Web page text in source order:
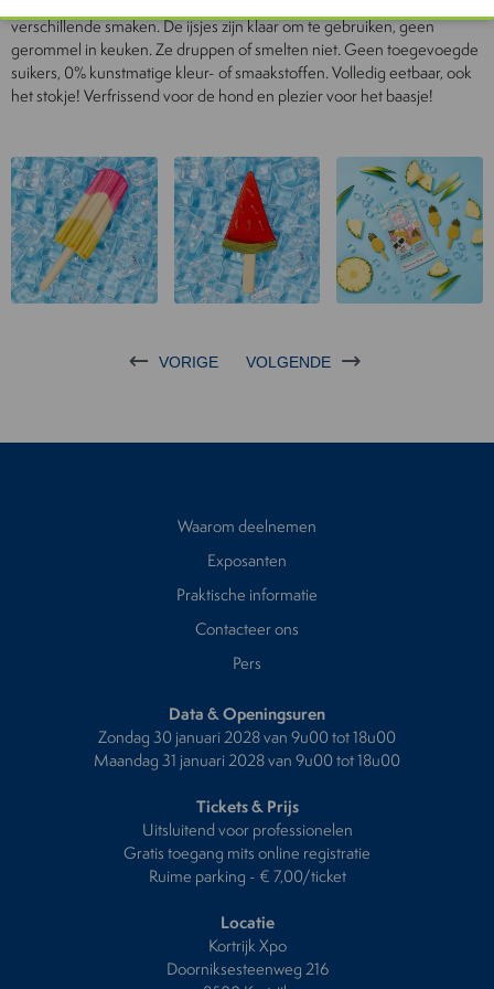
verschillende smaken. De ijsjes zijn klaar om te gebruiken, geen
gerommel in keuken. Ze druppen of smelten niet. Geen toegevoegde
suikers, 0% kunstmatige kleur- of smaakstoffen. Volledig eetbaar, ook
het stokje! Verfrissend voor de hond en plezier voor het baasje!
VORIGE VOLGENDE
Waarom deelnemen
Exposanten
Praktische informatie
Contacteer ons
Pers
Data & Openingsuren
Zondag 30 januari 2028 van 9u00 tot 18u00
Maandag 31 januari 2028 van 9u00 tot 18u00
Tickets & Prijs
Uitsluitend voor professionelen
Gratis toegang mits online registratie
Ruime parking - € 7,00/ticket
Locatie
Kortrijk Xpo
Doorniksesteenweg 216